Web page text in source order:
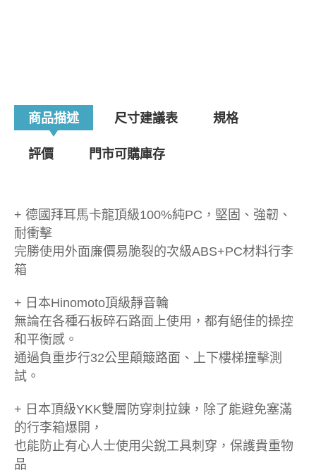
商品描述 尺寸建議表 規格
評價 門市可購庫存
+ 德國拜耳馬卡龍頂級100%純PC，堅固、強韌、
耐衝擊
完勝使用外面廉價易脆裂的次級ABS+PC材料行李
箱
+ 日本Hinomoto頂級靜音輪
無論在各種石板碎石路面上使用，都有絕佳的操控
和平衡感。
通過負重步行32公里顛簸路面、上下樓梯撞擊測
試。
+ 日本頂級YKK雙層防穿刺拉鍊，除了能避免塞滿
的行李箱爆開，
也能防止有心人士使用尖銳工具刺穿，保護貴重物
品